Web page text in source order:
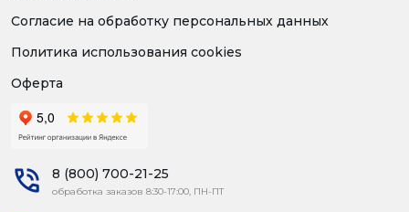
Согласие на обработку персональных данных
Политика использования cookies
Оферта
8 (800) 700-21-25
обработка заказов 8:30-17:00, ПН-ПТ